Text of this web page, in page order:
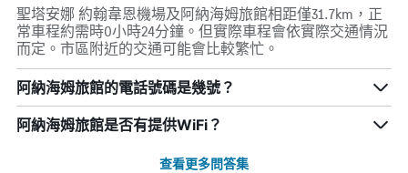
聖塔安娜 約翰韋恩機場及阿納海姆旅館相距僅31.7km，正
常車程約需時0小時24分鐘。但實際車程會依實際交通情況
而定。市區附近的交通可能會比較繁忙。
阿納海姆旅館的電話號碼是幾號？
阿納海姆旅館是否有提供WiFi？
查看更多問答集